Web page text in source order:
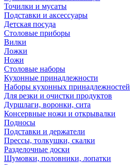
Точилки и мусаты
Подставки и аксессуары
Детская посуда
Столовые приборы
Вилки
Ложки
Ножи
Столовые наборы
Кухонные принадлежности
Наборы кухонных принадлежностей
Для резки и очистки продуктов
Дуршлаги, воронки, сита
Консервные ножи и открывалки
Подносы
Подставки и держатели
Прессы, толкушки, скалки
Разделочные доски
Шумовки, половники, лопатки